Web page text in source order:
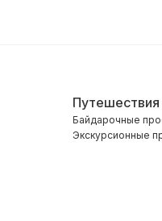
Путешествия
Байдарочные
Экскурсионные